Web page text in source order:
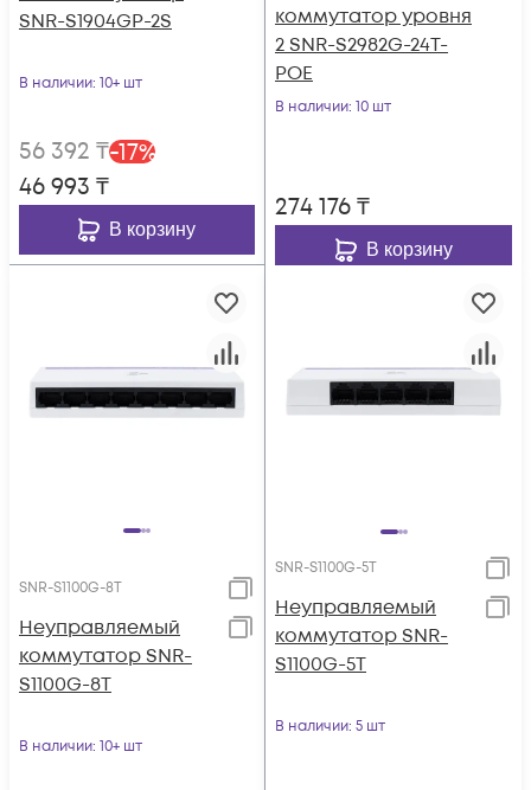
SNR-S1904GP-2S
В наличии: 10+ шт
56 392 ₸-17%
46 993 ₸
В корзину
коммутатор уровня
2 SNR-S2982G-24T-
POE
В наличии: 10 шт
274 176₸
В корзину
SNR-S1100G-8T
Неуправляемый
коммутатор SNR-
S1100G-8T
В наличии: 10+ шт
SNR-S1100G-5T
Неуправляемый
коммутатор SNR-
S1100G-5T
В наличии: 5 шт